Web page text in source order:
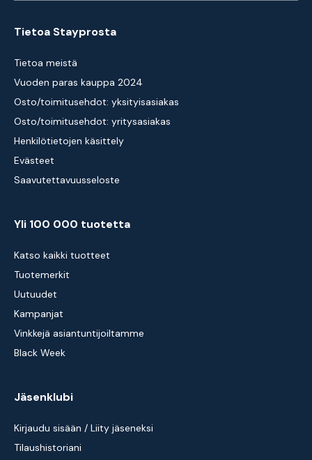
Tietoa Stayprosta
Tietoa meistä
Vuoden paras kauppa 2024
Osto/toimitusehdot: yksityisasiakas
Osto/toimitusehdot: yritysasiakas
Henkilötietojen käsittely
Evästeet
Saavutettavuusseloste
Yli 100 000 tuotetta
Katso kaikki tuotteet
Tuotemerkit
Uutuudet
Kampanjat
Vinkkejä asiantuntijoiltamme
Black Week
Jäsenklubi
Kirjaudu sisään / Liity jäseneksi
Tilaushistoriani